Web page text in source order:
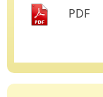
PDF